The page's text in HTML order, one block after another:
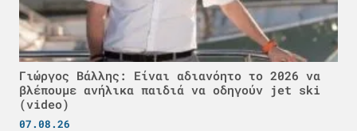
Γιώργος Βάλλης: Είναι αδιανόητο το 2026 να
βλέπουμε ανήλικα παιδιά να οδηγούν jet ski
(video)
07.08.26